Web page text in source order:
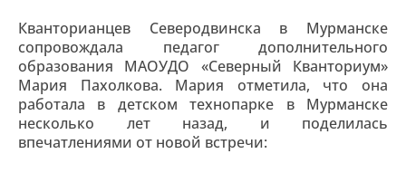
Кванторианцев Северодвинска в Мурманске
сопровождала педагог дополнительного
образования МАОУДО «Северный Кванториум»
Мария Пахолкова. Мария отметила, что она
работала в детском технопарке в Мурманске
несколько лет назад, и поделилась
впечатлениями от новой встречи: